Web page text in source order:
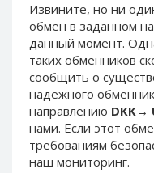
Извините, но ни
обмен в заданном
данный момент.
таких обменников
сообщить о
надежного
направлению DKK→
нами. Если этот
требованиям
наш мониторинг.
PayPal CHF
PayPal MYR
Webmoney WMZ
Webmoney WMR
Webmoney WME
Webmoney WMU
Webmoney WMK